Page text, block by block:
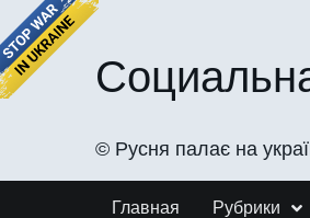
©️ Русня палає на
Главная Рубрики